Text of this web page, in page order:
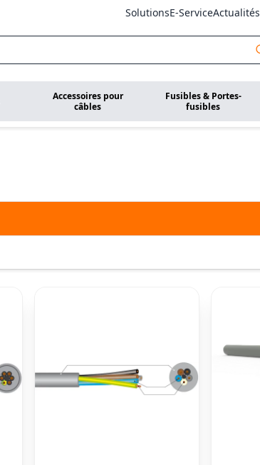
SolutionsE-ServiceActualités
Accessoires pour
câbles
Fusibles & Portes-
fusibles